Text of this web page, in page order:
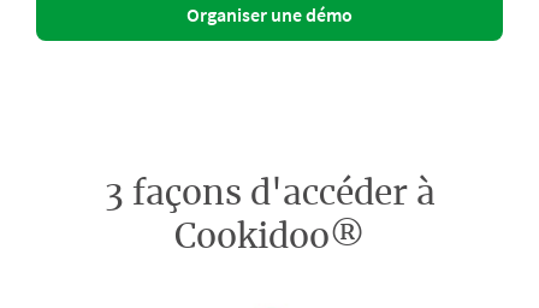
Organiser une démo
3 façons d'accéder à
Cookidoo®